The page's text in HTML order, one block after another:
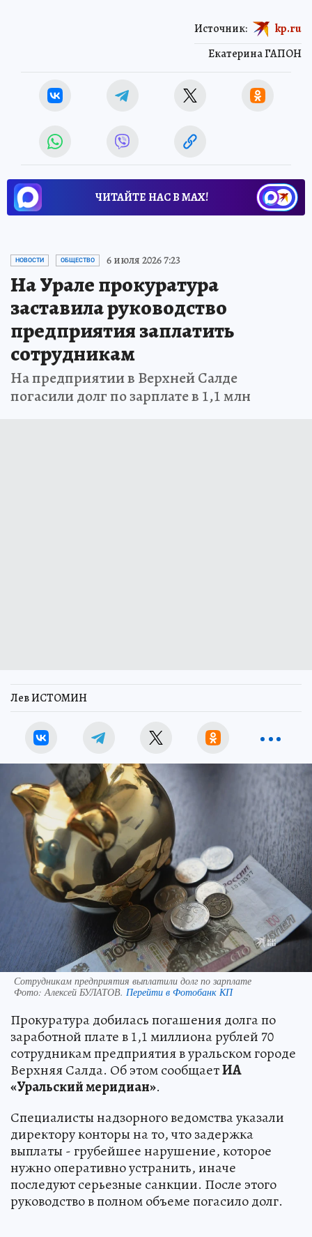
Екатерина ГАПОН
Источник: kp.ru
ЧИТАЙТЕ НАС В МАХ!
НОВОСТИ ОБЩЕСТВО 6 июля 2026 7:23
На Урале прокуратура
заставила руководство
предприятия заплатить
сотрудникам
На предприятии в Верхней Салде
погасили долг по зарплате в 1,1 млн
Лев ИСТОМИН
Сотрудникам предприятия выплатили долг по зарплате
Фото: Алексей БУЛАТОВ. Перейти в Фотобанк КП
Прокуратура добилась погашения долга по
заработной плате в 1,1 миллиона рублей 70
сотрудникам предприятия в уральском городе
Верхняя Салда. Об этом сообщаетИА
«Уральский меридиан».
Специалисты надзорного ведомства указали
директору конторы на то, что задержка
выплаты - грубейшее нарушение, которое
нужно оперативно устранить, иначе
последуют серьезные санкции. После этого
руководство в полном объеме погасило долг.